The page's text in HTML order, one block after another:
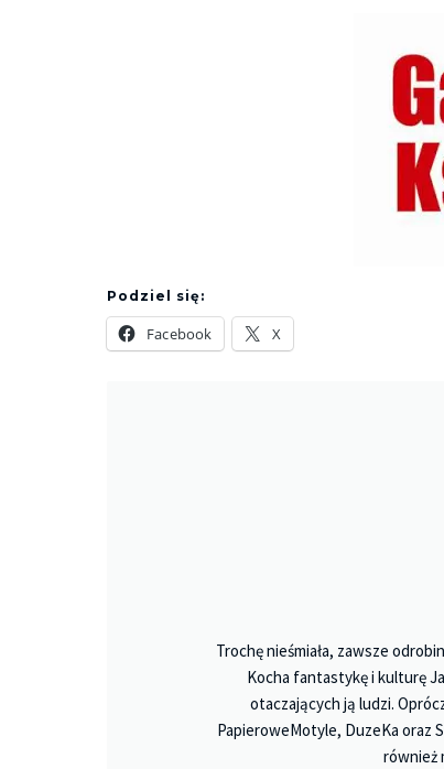
Podziel się:
Facebook X
Trochę nieśmiała, zawsze
Kocha fantastykę i kulturę
otaczających ją ludzi.
PapieroweMotyle, DuzeKa oraz
również